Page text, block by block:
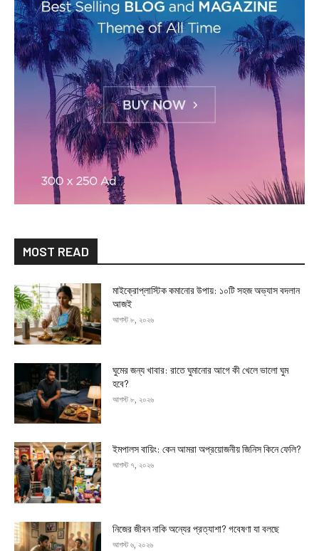
MOST READ
মাইক্রোপ্লাস্টিক কমানোর উপায়: ১০টি সহজ অভ্যাস বদলান
আজই
আগস্ট ৮, ২০২৬
ঘুমের জন্য খাবার: রাতে ঘুমানোর আগে কী খেলে ভালো ঘুম
হবে?
আগস্ট ৮, ২০২৬
ইমপালস বায়িং: কেন আমরা অপ্রয়োজনীয় জিনিস কিনে ফেলি?
আগস্ট ৭, ২০২৬
নিজের জীবন নাকি অন্যের প্রত্যাশা? গবেষণা যা বলছে
আগস্ট ৬, ২০২৬